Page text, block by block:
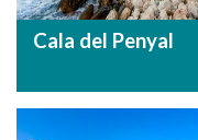
Cala del Penyal